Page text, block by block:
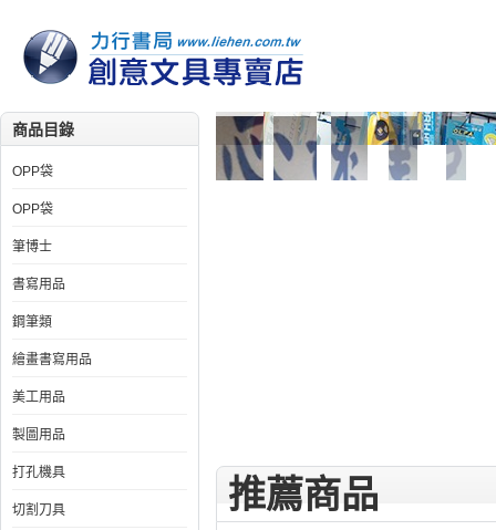
商品目錄
OPP袋
OPP袋
筆博士
書寫用品
鋼筆類
繪畫書寫用品
美工用品
製圖用品
打孔機具
切割刀具 推薦商品